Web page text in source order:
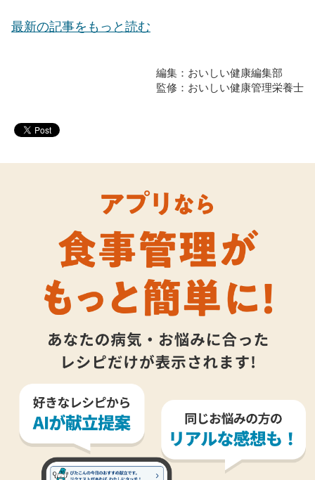
最新の記事をもっと読む
編集：おいしい健康編集部
監修：おいしい健康管理栄養士